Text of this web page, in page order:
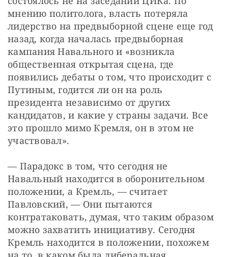
мнению политолога, власть потеряла
лидерство на предвыборной сцене еще год
назад, когда началась предвыборная
кампания Навального и «возникла
общественная открытая сцена, где
появились дебаты о том, что происходит с
Путиным, годится ли он на роль
президента независимо от других
кандидатов, и какие у страны задачи. Все
это прошло мимо Кремля, он в этом не
участвовал».
— Парадокс в том, что сегодня не
Навальный находится в оборонительном
положении, а Кремль, — считает
Павловский, — Они пытаются
контратаковать, думая, что таким образом
можно захватить инициативу. Сегодня
Кремль находится в положении, похожем